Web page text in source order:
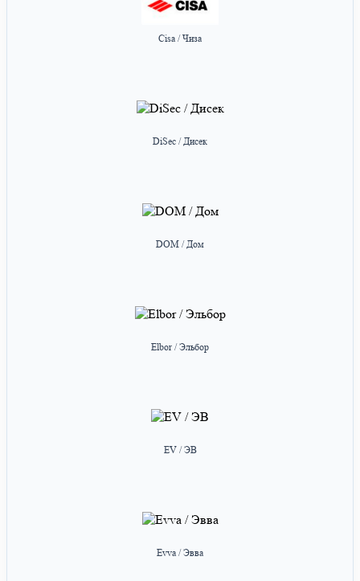
Cisa / Чиза
DiSec / Дисек
DOM / Дом
Elbor / Эльбор
EV / ЭВ
Evva / Эвва